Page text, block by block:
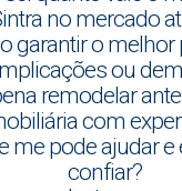
no mercado
garantir o melhor
ou
remodelar
com
me pode ajudar
confiar?